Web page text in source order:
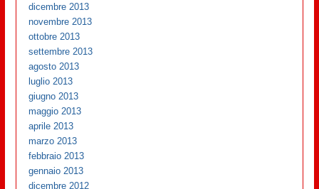
dicembre 2013
novembre 2013
ottobre 2013
settembre 2013
agosto 2013
luglio 2013
giugno 2013
maggio 2013
aprile 2013
marzo 2013
febbraio 2013
gennaio 2013
dicembre 2012